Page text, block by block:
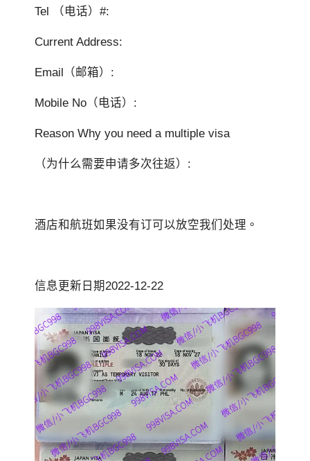
Tel （电话）#:
Current Address:
Email（邮箱）:
Mobile No（电话）:
Reason Why you need a multiple visa
（为什么需要申请多次往返）:
酒店和航班如果没有订可以放空我们处理。
信息更新日期2022-12-22